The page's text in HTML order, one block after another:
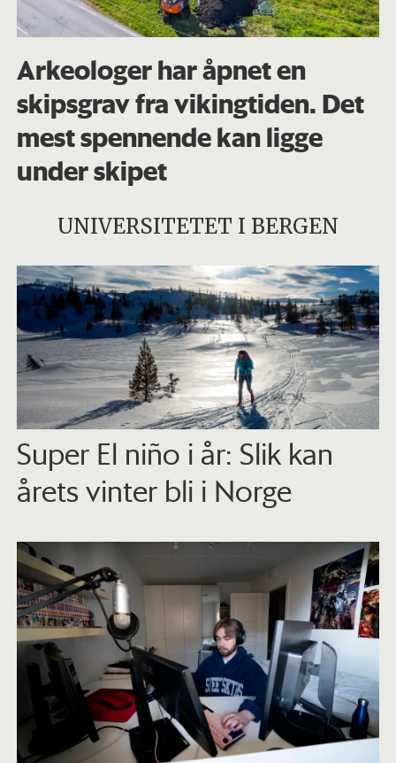
Arkeologer har åpnet en
skipsgrav fra vikingtiden. Det
mest spennende kan ligge
under skipet
UNIVERSITETET I BERGEN
Super El niño i år: Slik kan
årets vinter bli i Norge